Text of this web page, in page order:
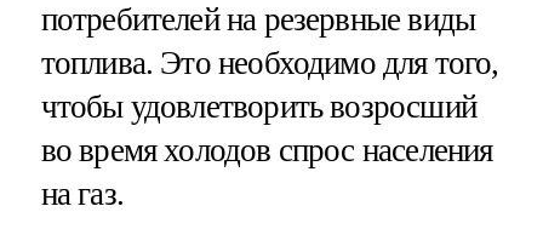
потребителей на резервные виды
топлива. Это необходимо для того,
чтобы удовлетворить возросший
во время холодов спрос населения
на газ.